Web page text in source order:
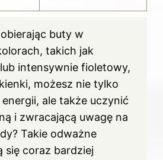
buty w
takich jak
intensywnie fioletowy,
możesz nie tylko
ale także uczynić
i zwracającą uwagę na
Takie odważne
się coraz bardziej